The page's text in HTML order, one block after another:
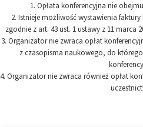
1. Opłata konferencyjna nie
2. Istnieje możliwość wystawienia faktury
zgodnie z art. 43 ust. 1 ustawy z 11 marca
3. Organizator nie zwraca opłat
z czasopisma naukowego, do
4. Organizator nie zwraca również opłat